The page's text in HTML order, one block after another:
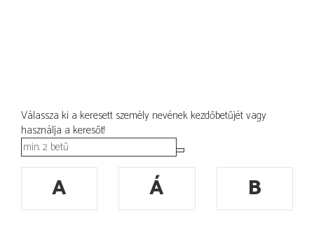
Válassza ki a keresett személy nevének kezdőbetűjét vagy
használja a keresőt!
A Á
B